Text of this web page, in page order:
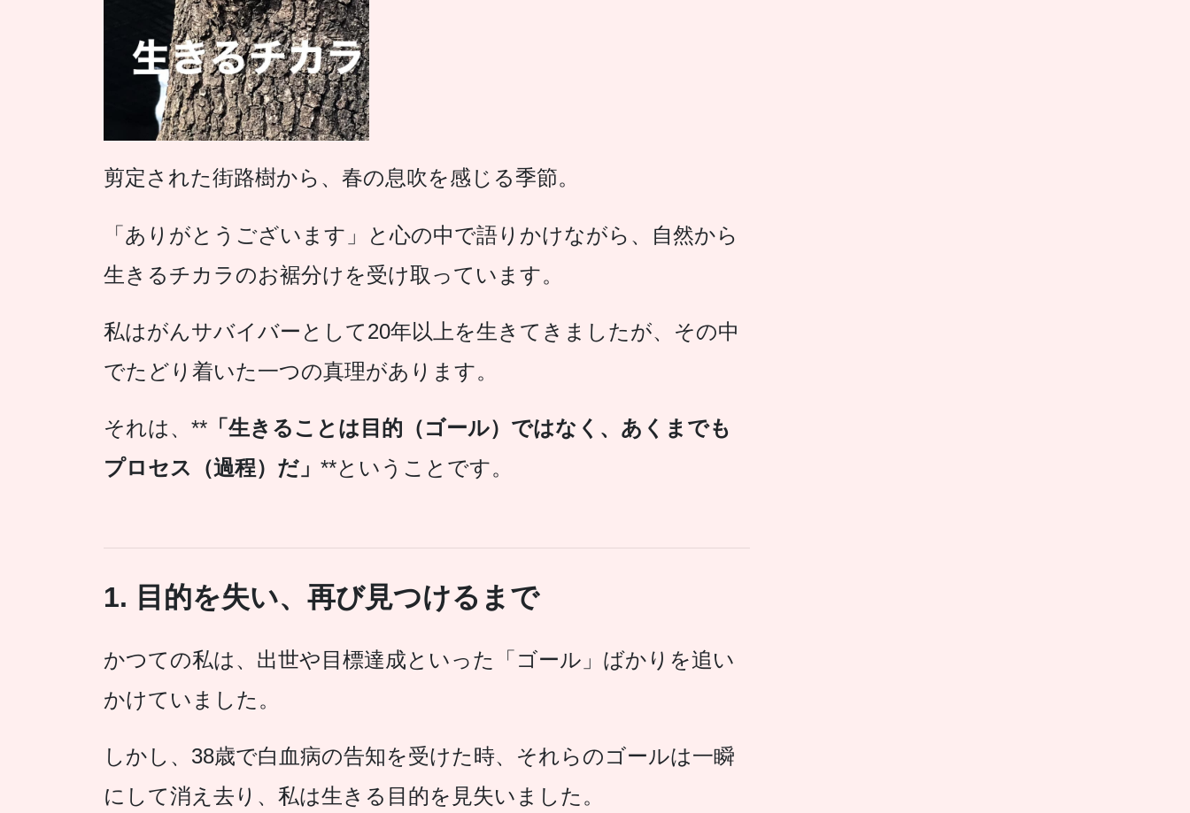
剪定された街路樹から、春の息吹を感じる季節。
「ありがとうございます」と心の中で語りかけながら、自然から
生きるチカラのお裾分けを受け取っています。
私はがんサバイバーとして20年以上を生きてきましたが、その中
でたどり着いた一つの真理があります。
それは、** 「生きることは目的（ゴール）ではなく、あくまでも
プロセス（過程）だ」 **ということです。
1. 目的を失い、再び見つけるまで
かつての私は、出世や目標達成といった「ゴール」ばかりを追い
かけていました。
しかし、38歳で白血病の告知を受けた時、それらのゴールは一瞬
にして消え去り、私は生きる目的を見失いました。